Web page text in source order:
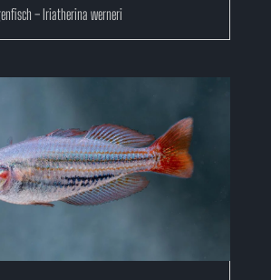
– Iriatherina werneri